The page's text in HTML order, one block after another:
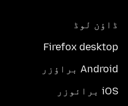
ڈاؤن لوڈ
Firefox desktop
Android براؤزر
iOS برائوزر